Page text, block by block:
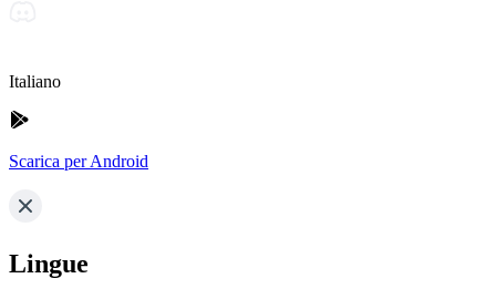
Italiano
Scarica per Android
Lingue